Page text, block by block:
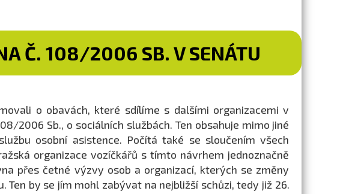
Č. 108/2006 SB. V SENÁTU
o obavách, které sdílíme s dalšími organizacemi v
2006 Sb., o sociálních službách. Ten obsahuje mimo jiné
osobní asistence. Počítá také se sloučením všech
organizace vozíčkářů s tímto návrhem jednoznačně
přes četné výzvy osob a organizací, kterých se změny
Ten by se jím mohl zabývat na nejbližší schůzi, tedy již 26.